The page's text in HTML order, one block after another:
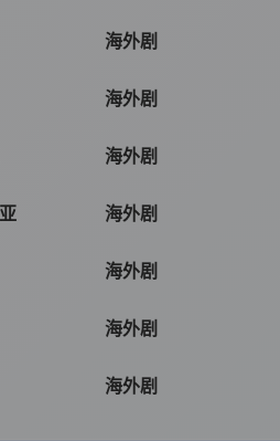
海外剧
海外剧
海外剧
海外剧
海外剧
海外剧
海外剧